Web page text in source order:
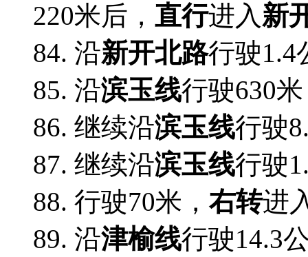
220米后， 直行进入 新
84. 沿新开北路行驶1.4
85. 沿滨玉线行驶630
86. 继续沿滨玉线行驶
87. 继续沿滨玉线行驶
88. 行驶70米， 右转进
89. 沿津榆线行驶14.3